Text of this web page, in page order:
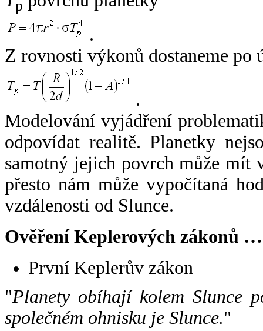
p
.
Z rovnosti výkonů dostaneme po
.
Modelování vyjádření
odpovídat realitě. Planetky
samotný jejich povrch může mít
přesto nám může vypočítaná
vzdálenosti od Slunce.
Ověření Keplerových zákonů …
První Keplerův zákon
"Planety obíhají kolem Slunce
společném ohnisku je Slunce."